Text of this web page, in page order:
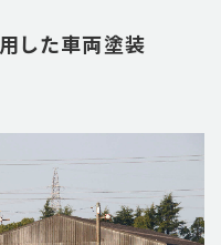
した車両塗装